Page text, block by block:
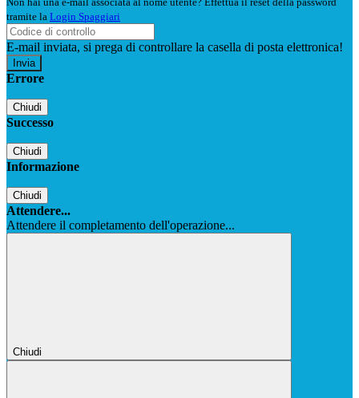
tramite la Login Spaggiari
E-mail inviata, si prega di controllare la casella di posta elettronica!
Errore
Chiudi
Successo
Chiudi
Informazione
Chiudi
Attendere...
Attendere il completamento dell'operazione...
Chiudi